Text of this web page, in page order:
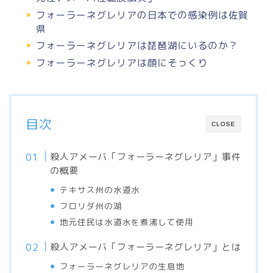
フォーラーネグレリアの日本での感染例は佐賀
県
フォーラーネグレリアは琵琶湖にいるのか？
フォーラーネグレリアは顔にそっくり
CLOSE
目次
殺人アメーバ「フォーラーネグレリア」事件
の概要
テキサス州の水道水
フロリダ州の湖
地元住民は水道水を煮沸して使用
殺人アメーバ「フォーラーネグレリア」とは
フォーラーネグレリアの生息地